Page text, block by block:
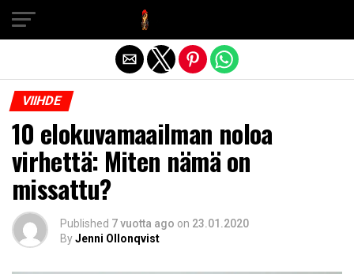
VIIHDE
10 elokuvamaailman noloa
virhettä: Miten nämä on
missattu?
Published 7 vuotta ago on 23.01.2020
ByJenni Ollonqvist
Exit mobile version